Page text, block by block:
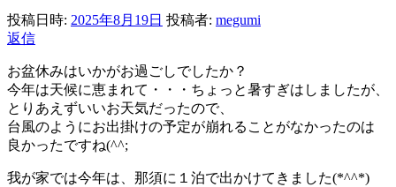
投稿日時: 2025年8月19日 投稿者: megumi
返信
お盆休みはいかがお過ごしでしたか？
今年は天候に恵まれて・・・ちょっと暑すぎはしましたが、
とりあえずいいお天気だったので、
台風のようにお出掛けの予定が崩れることがなかったのは
良かったですね(^^;
我が家では今年は、那須に１泊で出かけてきました(*^^*)